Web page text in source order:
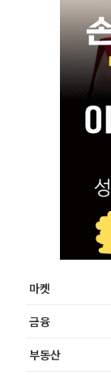
마켓
금융
부동산